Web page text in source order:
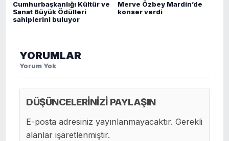
Cumhurbaşkanlığı Kültür ve
Sanat Büyük Ödülleri
sahiplerini buluyor
Merve Özbey Mardin’de
konser verdi
YORUMLAR
Yorum Yok
DÜŞÜNCELERİNİZİ PAYLAŞIN
E-posta adresiniz yayınlanmayacaktır. Gerekli
alanlar işaretlenmiştir.